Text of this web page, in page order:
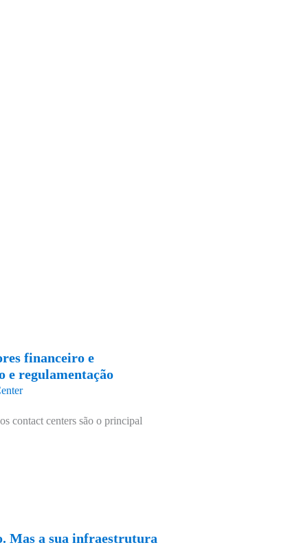
financeiro e
e regulamentação
contact centers são o principal
Mas a sua infraestrutura